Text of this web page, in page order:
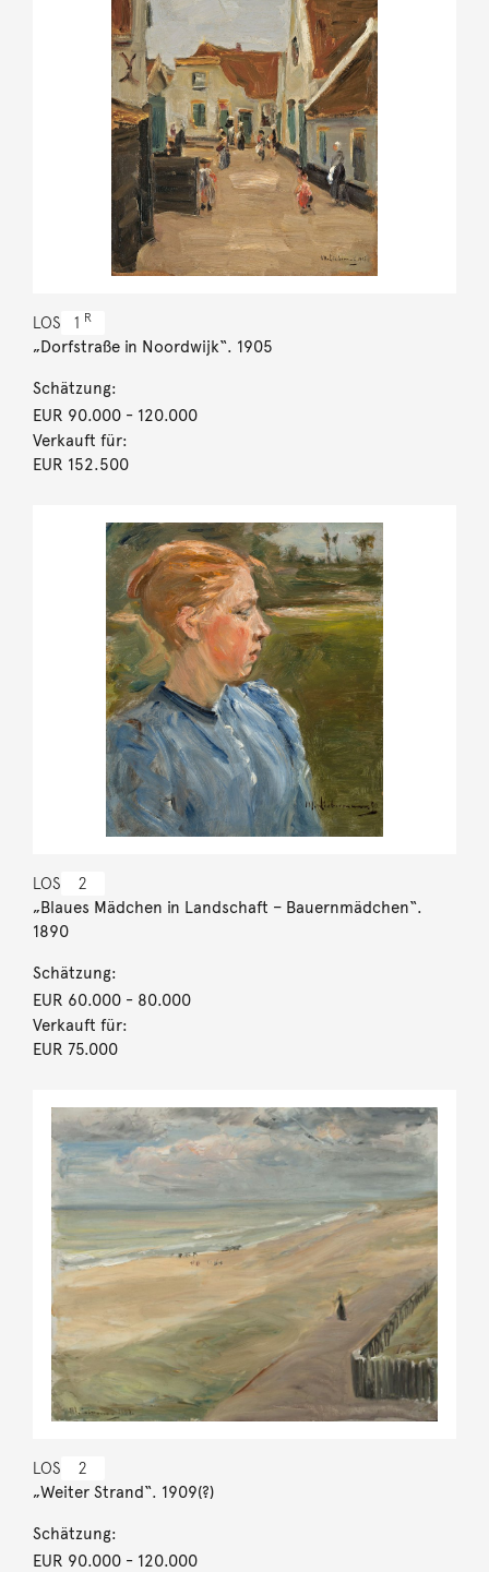
LOS 1 R
„Dorfstraße in Noordwijk“. 1905
Schätzung:
EUR 90.000- 120.000
Verkauft für:
EUR 152.500
LOS 2
„Blaues Mädchen in Landschaft – Bauernmädchen“.
1890
Schätzung:
EUR 60.000- 80.000
Verkauft für:
EUR 75.000
LOS 2
„Weiter Strand“. 1909(?)
Schätzung:
EUR 90.000- 120.000